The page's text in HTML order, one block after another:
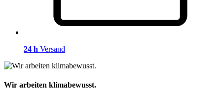
24 h Versand
Wir arbeiten klimabewusst.